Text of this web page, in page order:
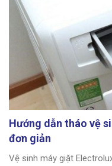
Hướng dẫn tháo vệ
đơn giản
Vệ sinh máy giặt